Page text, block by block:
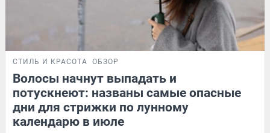
СТИЛЬ И КРАСОТА ОБЗОР
Волосы начнут выпадать и
потускнеют: названы самые опасные
дни для стрижки по лунному
календарю в июле